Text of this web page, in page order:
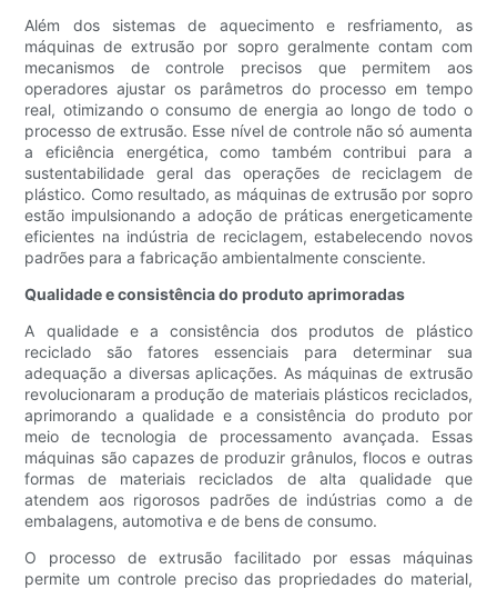
Além dos sistemas de aquecimento e resfriamento, as
máquinas de extrusão por sopro geralmente contam com
mecanismos de controle precisos que permitem aos
operadores ajustar os parâmetros do processo em tempo
real, otimizando o consumo de energia ao longo de todo o
processo de extrusão. Esse nível de controle não só aumenta
a eficiência energética, como também contribui para a
sustentabilidade geral das operações de reciclagem de
plástico. Como resultado, as máquinas de extrusão por sopro
estão impulsionando a adoção de práticas energeticamente
eficientes na indústria de reciclagem, estabelecendo novos
padrões para a fabricação ambientalmente consciente.
Qualidade e consistência do produto aprimoradas
A qualidade e a consistência dos produtos de plástico
reciclado são fatores essenciais para determinar sua
adequação a diversas aplicações. As máquinas de extrusão
revolucionaram a produção de materiais plásticos reciclados,
aprimorando a qualidade e a consistência do produto por
meio de tecnologia de processamento avançada. Essas
máquinas são capazes de produzir grânulos, flocos e outras
formas de materiais reciclados de alta qualidade que
atendem aos rigorosos padrões de indústrias como a de
embalagens, automotiva e de bens de consumo.
O processo de extrusão facilitado por essas máquinas
permite um controle preciso das propriedades do material,